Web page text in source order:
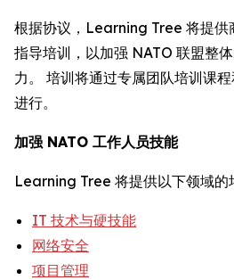
根据协议，Learning Tree 将提供
指导培训，以加强 NATO 联盟整
力。 培训将通过专属团队培训课
进行。
加强 NATO 工作人员技能
Learning Tree 将提供以下领域的
IT 技术与硬技能
网络安全
项目管理